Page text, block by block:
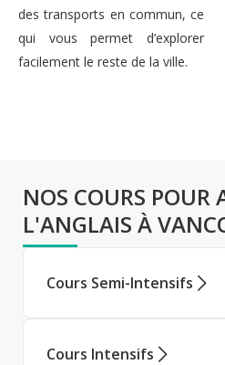
des transports en commun, ce
qui vous permet d’explorer
facilement le reste de la ville.
NOS COURS POUR
L'ANGLAIS À
Cours Semi-Intensifs
Cours Intensifs